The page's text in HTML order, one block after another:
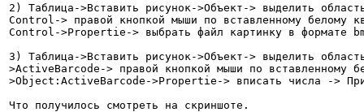
2) Таблица->Вставить рисунок->Объект-> выделить
Control-> правой кнопкой мыши по вставленному белому
Control->Propertie-> выбрать файл картинку в формате
3) Таблица->Вставить рисунок->Объект-> выделить
>ActiveBarcode-> правой кнопкой мыши по вставленному
>Object:ActiveBarcode->Propertie-> вписать числа ->
Что получилось смотреть на скриншоте.